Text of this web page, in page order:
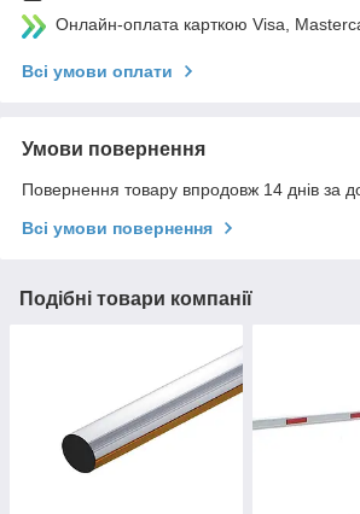
Онлайн-оплата карткою Visa,
Всі умови оплати
Умови повернення
Повернення товару впродовж 14 днів за
Всі умови повернення
Подібні товари компанії